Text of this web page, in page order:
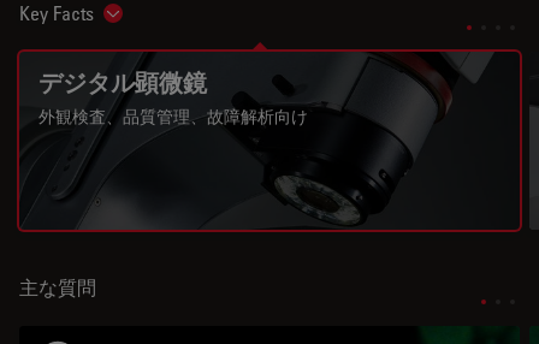
Key Facts Show subnavigation
デジタル顕微鏡
外観検査、品質管理、故障解析向け
主な質問